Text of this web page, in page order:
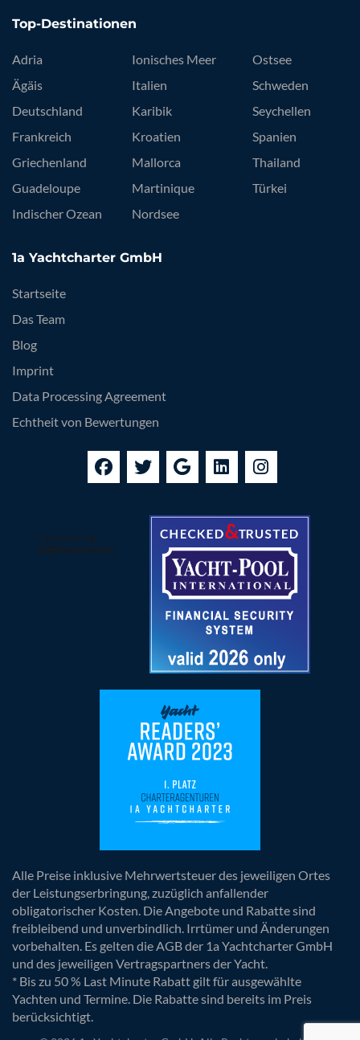
Top-Destinationen
Adria
Ägäis
Deutschland
Frankreich
Griechenland
Guadeloupe
Indischer Ozean
Ionisches Meer
Italien
Karibik
Kroatien
Mallorca
Martinique
Nordsee
Ostsee
Schweden
Seychellen
Spanien
Thailand
Türkei
1a Yachtcharter GmbH
Startseite
Das Team
Blog
Imprint
Data Processing Agreement
Echtheit von Bewertungen
Alle Preise inklusive Mehrwertsteuer des jeweiligen Ortes
der Leistungserbringung, zuzüglich anfallender
obligatorischer Kosten. Die Angebote und Rabatte sind
freibleibend und unverbindlich. Irrtümer und Änderungen
vorbehalten. Es gelten die AGB der 1a Yachtcharter GmbH
und des jeweiligen Vertragspartners der Yacht.
* Bis zu 50 % Last Minute Rabatt gilt für ausgewählte
Yachten und Termine. Die Rabatte sind bereits im Preis
berücksichtigt.